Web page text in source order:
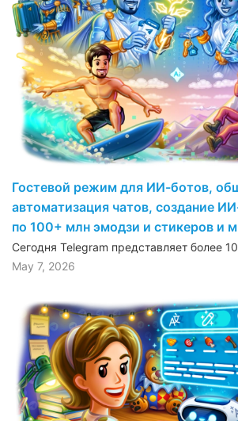
Гостевой режим для ИИ-ботов,
автоматизация чатов, создание
по 100+ млн эмодзи и стикеров и
Сегодня Telegram представляет более
May 7, 2026